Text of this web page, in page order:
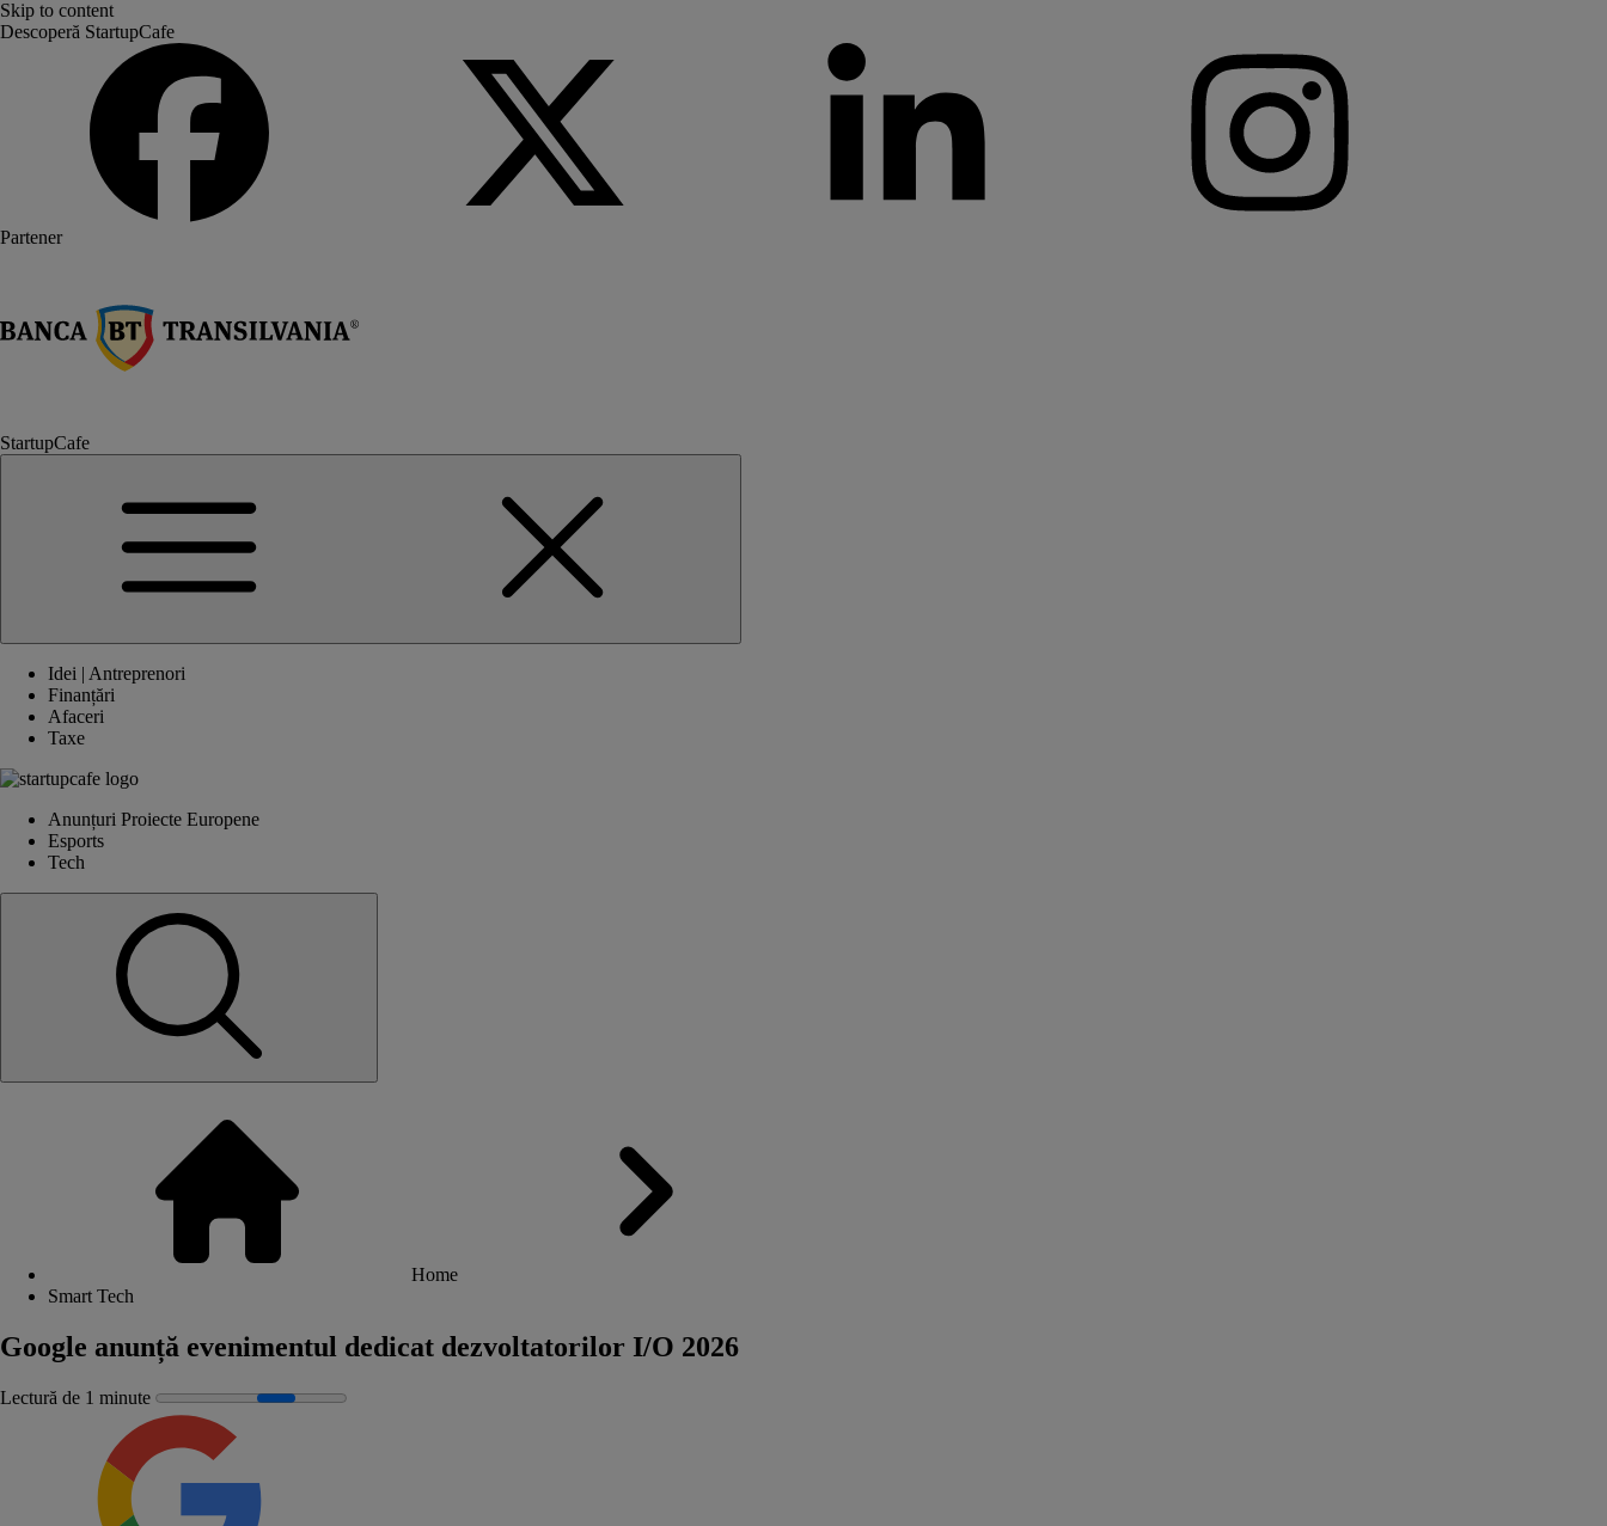
Skip to content
Descoperă StartupCafe
Partener
StartupCafe
Idei | Antreprenori
Finanțări
Afaceri
Taxe
Anunțuri Proiecte Europene
Esports
Tech
Home
Smart Tech
Google anunță evenimentul dedicat dezvoltatorilor I/O 2026
Lectură de 1 minute